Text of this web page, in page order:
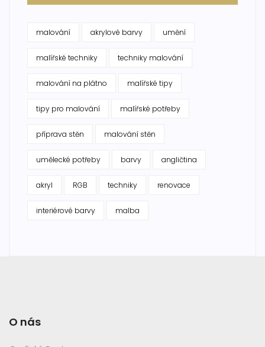
malování akrylové barvy umění
malířské techniky techniky malování
malování na plátno malířské tipy
tipy pro malování malířské potřeby
příprava stěn malování stěn
umělecké potřeby barvy angličtina
akryl RGB techniky renovace
interiérové barvy malba
O nás